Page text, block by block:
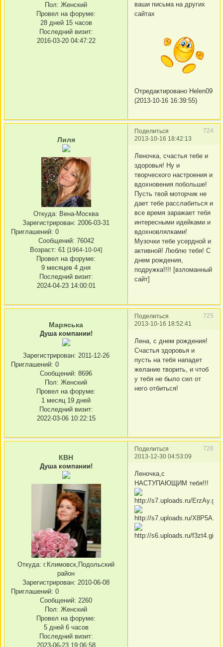
Пол: Женский
Провел на форуме:
28 дней 15 часов
Последний визит:
2016-03-20 04:47:22
ваши письма на других
сайтах
Отредактировано Helen09
(2013-10-16 16:39:55)
Поделиться
724
2013-10-16 18:42:13
Лиля
Откуда: Вена-Москва
Зарегистрирован: 2006-03-31
Приглашений: 0
Сообщений: 76042
Возраст: 61 [1964-10-04]
Провел на форуме:
9 месяцев 4 дня
Последний визит:
2024-04-23 14:00:01
Леночка, счастья тебе и
здоровья! Ну и
творческого настроения и
вдохновения побольше!
Пусть твой моторчик не
дает тебе расслабиться и
все время заражает тебя
интересными идейками и
вдохновлялками!
Музочки тебе усердной и
активной! Люблю тебя! С
днем рождения,
подружка!!!! [взломанный
сайт]
Поделиться
725
2013-10-16 18:52:41
Маряська
Душа компании!
Зарегистрирован: 2011-12-26
Приглашений: 0
Сообщений: 8696
Пол: Женский
Провел на форуме:
1 месяц 19 дней
Последний визит:
2022-03-06 10:22:15
Лена, с днем рождения!
Счастья здоровья и
пусть на тебя нападет
желание творить, и чтоб
у тебя не было сил от
него отбиться!
Поделиться
726
2013-12-30 04:53:09
КВН
Душа компании!
Откуда: г.Климовск,Подольский
район
Зарегистрирован: 2010-06-08
Приглашений: 0
Сообщений: 2260
Пол: Женский
Провел на форуме:
5 дней 6 часов
Последний визит:
2023-06-23 19:06:58
Леночка,с
НАСТУПАЮЩИМ тебя!!!